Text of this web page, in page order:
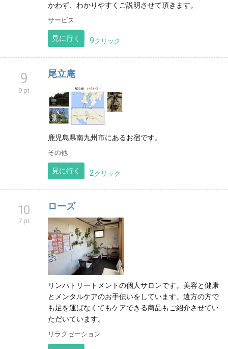
かわず、わかりやすくご説明させて頂きます。
サービス
見に行く 9クリック
9
9 pt
尾立庵
鹿児島県南九州市にあるお宿です。
その他
見に行く 2クリック
10
7 pt
ローズ
リンパトリートメントの個人サロンです。美容と健康
とメンタルケアのお手伝いをしています。遠方の方で
も足を運ばなくてもケアできる商品もご紹介させてい
ただいています。
リラクゼーション